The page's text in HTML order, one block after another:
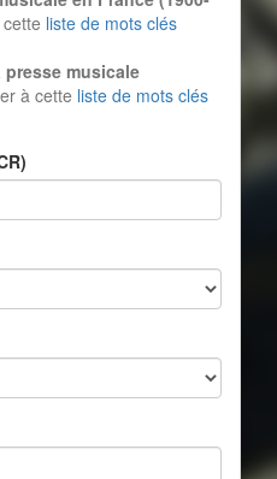
liste de mots clés
presse musicale
à cette liste de mots clés